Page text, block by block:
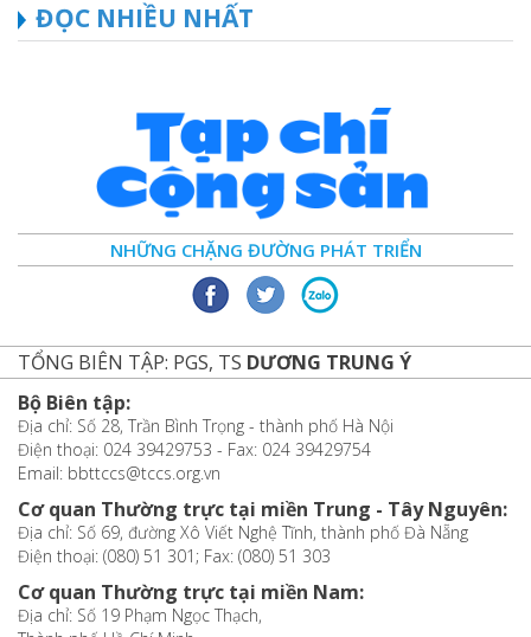
ĐỌC NHIỀU NHẤT
NHỮNG CHẶNG ĐƯỜNG PHÁT TRIỂN
TỔNG BIÊN TẬP: PGS, TS DƯƠNG TRUNG Ý
Bộ Biên tập:
Địa chỉ: Số 28, Trần Bình Trọng - thành phố Hà Nội
Điện thoại: 024 39429753 - Fax: 024 39429754
Email: bbttccs@tccs.org.vn
Cơ quan Thường trực tại miền Trung - Tây Nguyên:
Địa chỉ: Số 69, đường Xô Viết Nghệ Tĩnh, thành phố Đà Nẵng
Điện thoại: (080) 51 301; Fax: (080) 51 303
Cơ quan Thường trực tại miền Nam:
Địa chỉ: Số 19 Phạm Ngọc Thạch,